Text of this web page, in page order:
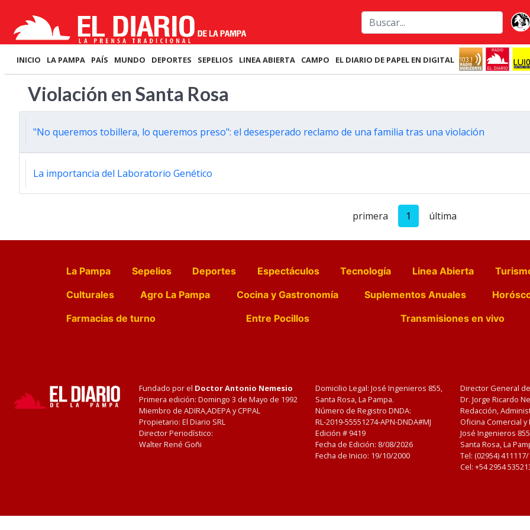
INICIO LA PAMPA PAÍS MUNDO DEPORTES SEPELIOS LINEA ABIERTA CAMPO EL DIARIO DE PAPEL EN DIGITAL
Violación en Santa Rosa
"No queremos tobillera, lo queremos preso": el desesperado reclamo de una familia tras una violación
La importancia del Laboratorio Genético
primera 1 última
La Pampa Sepelios Deportes Espectáculos Tecnología Linea Abierta
Culturales
Agro La Pampa Cocina y Gastronomía Suplementos Anuales
Farmacias de turno
Entre Pocillos Transmisiones en vivo
Fundado por el Doctor Antonio Nemesio
Primera edición: Domingo 3 de Mayo de 1992
Miembro de ADIRA,ADEPA y CPPAL
Propietario: El Diario SRL
Director Periodístico:
Walter René Goñi
Domicilio Legal: José Ingenieros 855,
Santa Rosa, La Pampa.
Número de Registro DNDA:
RL-2019-55551274-APN-DNDA#MJ
Edición # 9419
Fecha de Edición: 8/08/2026
Fecha de Inicio: 19/10/2000
Director General
Dr. Jorge Ricardo
Redacción,
Oficina Comercial
José Ingenieros
Santa Rosa, La
Tel: (02954)
Cel: +54 2954